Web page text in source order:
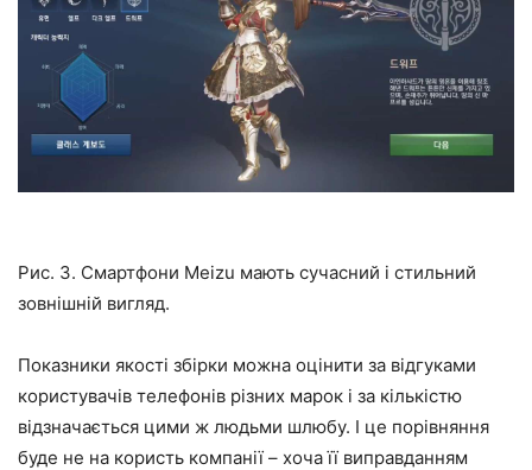
Рис. 3. Смартфони Meizu мають сучасний і стильний
зовнішній вигляд.
Показники якості збірки можна оцінити за відгуками
користувачів телефонів різних марок і за кількістю
відзначається цими ж людьми шлюбу. І це порівняння
буде не на користь компанії – хоча її виправданням